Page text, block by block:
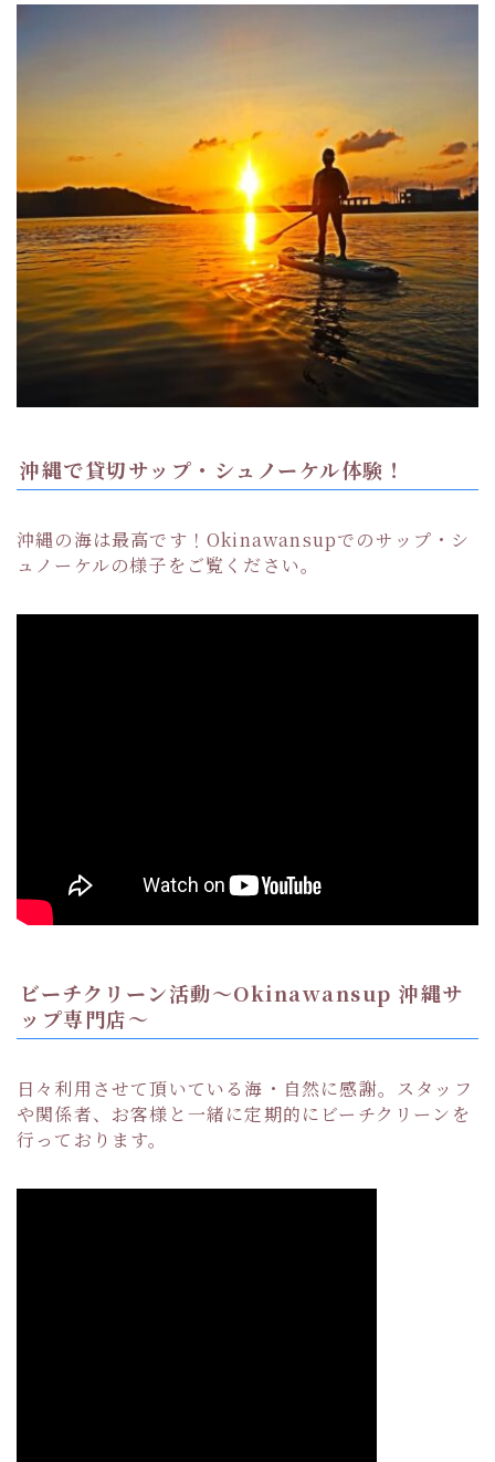
沖縄で貸切サップ・シュノーケル体験！
沖縄の海は最高です！Okinawansupでのサップ・シ
ュノーケルの様子をご覧ください。
ビーチクリーン活動〜Okinawansup 沖縄サ
ップ専門店〜
日々利用させて頂いている海・自然に感謝。スタッフ
や関係者、お客様と一緒に定期的にビーチクリーンを
行っております。